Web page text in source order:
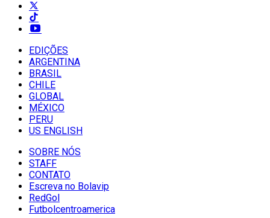
EDIÇÕES
ARGENTINA
BRASIL
CHILE
GLOBAL
MÉXICO
PERU
US ENGLISH
SOBRE NÓS
STAFF
CONTATO
Escreva no Bolavip
RedGol
Futbolcentroamerica